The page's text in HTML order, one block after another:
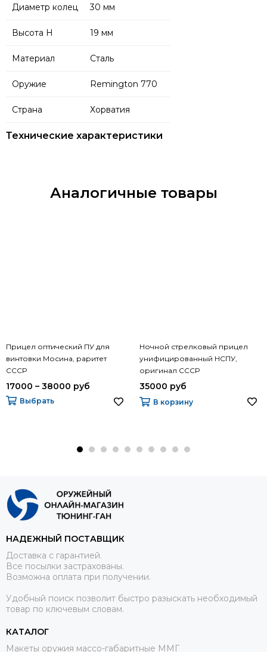
Технические характеристики
Диаметр колец 30 мм
Высота H 19 мм
Материал Сталь
Оружие Remington 770
Страна Хорватия
Аналогичные товары
Прицел оптический ПУ для
винтовки Мосина, раритет
СССР
17000 – 38000 руб
Выбрать
Ночной стрелковый прицел
унифицированный НСПУ,
оригинал СССР
35000 руб
В корзину
НАДЕЖНЫЙ ПОСТАВЩИК
Доставка с гарантией.
Все посылки застрахованы.
Возможна оплата при получении.
Удобный поиск позволит быстро разыскать необходимый
товар по ключевым словам.
КАТАЛОГ
Макеты оружия массо-габаритные ММГ